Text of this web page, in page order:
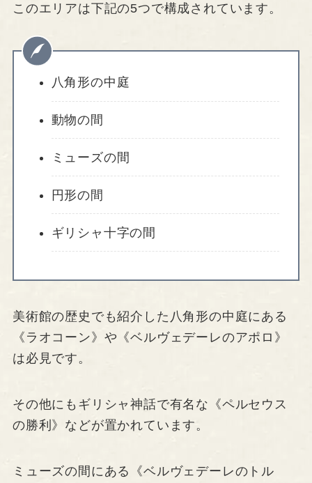
このエリアは下記の5つで構成されています。
八角形の中庭
動物の間
ミューズの間
円形の間
ギリシャ十字の間
美術館の歴史でも紹介した八角形の中庭にある
《ラオコーン》や《ベルヴェデーレのアポロ》
は必見です。
その他にもギリシャ神話で有名な《ペルセウス
の勝利》などが置かれています。
ミューズの間にある《ベルヴェデーレのトル